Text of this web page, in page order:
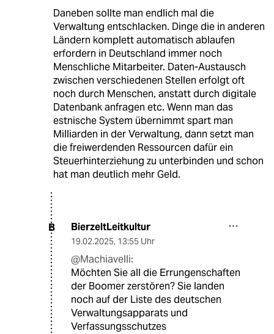
Daneben sollte man endlich mal die
Verwaltung entschlacken. Dinge die in anderen
Ländern komplett automatisch ablaufen
erfordern in Deutschland immer noch
Menschliche Mitarbeiter. Daten-Austausch
zwischen verschiedenen Stellen erfolgt oft
noch durch Menschen, anstatt durch digitale
Datenbank anfragen etc. Wenn man das
estnische System übernimmt spart man
Milliarden in der Verwaltung, dann setzt man
die freiwerdenden Ressourcen dafür ein
Steuerhinterziehung zu unterbinden und schon
hat man deutlich mehr Geld.
B BierzeltLeitkultur
19.02.2025, 13:55 Uhr
@Machiavelli:
Möchten Sie all die Errungenschaften
der Boomer zerstören? Sie landen
noch auf der Liste des deutschen
Verwaltungsapparats und
Verfassungsschutzes